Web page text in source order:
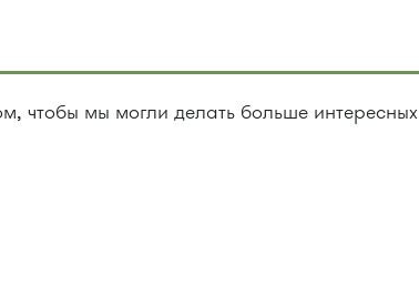
чтобы мы могли делать больше интересных